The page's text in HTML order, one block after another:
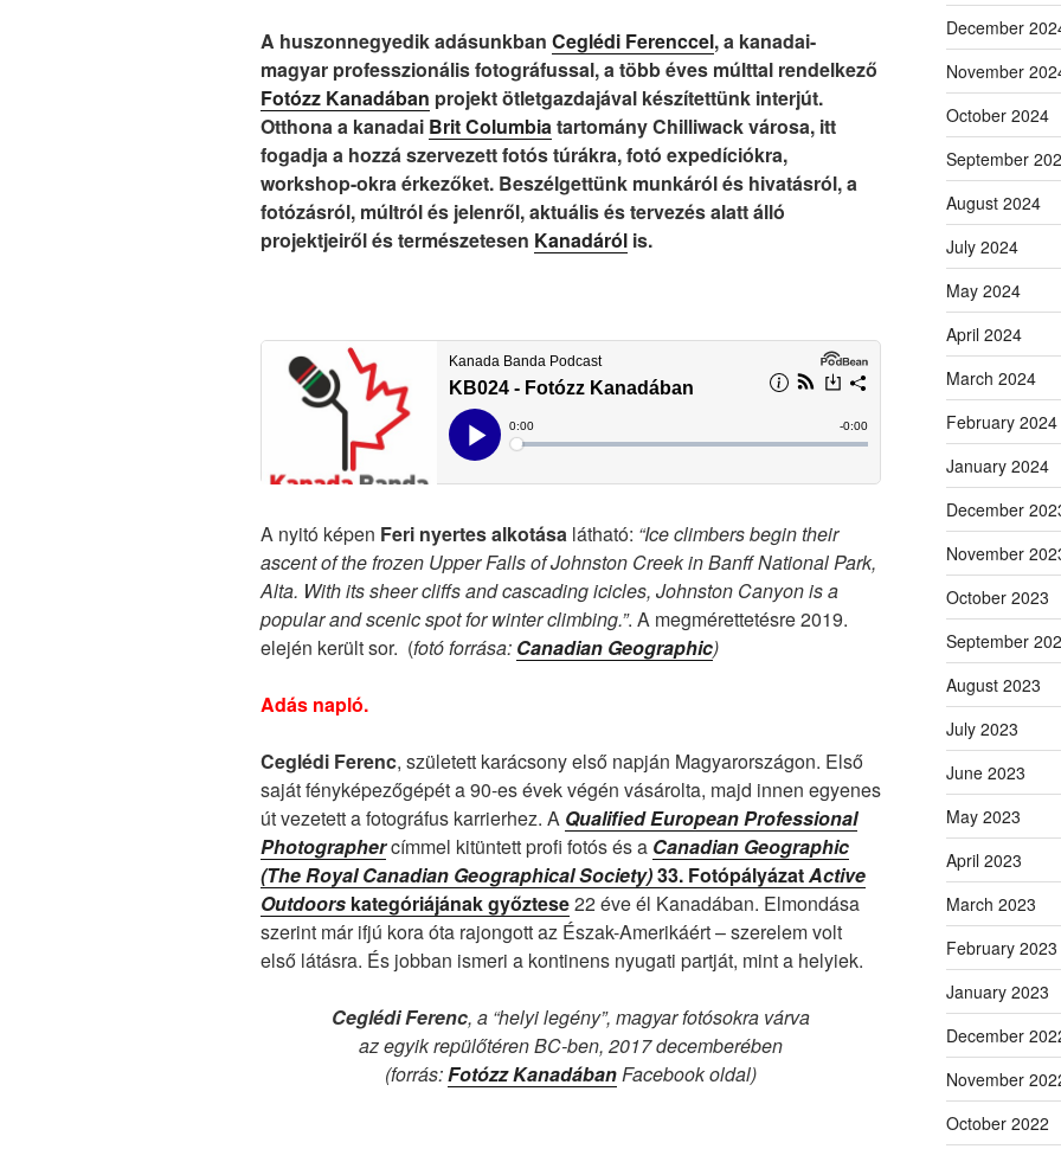
A huszonnegyedik adásunkban Ceglédi Ferenccel, a kanadai-
magyar professzionális fotográfussal, a több éves múlttal rendelkező
Fotózz Kanadában projekt ötletgazdajával készítettünk interjút.
Otthona a kanadai Brit Columbiatartomány Chilliwack városa, itt
fogadja a hozzá szervezett fotós túrákra, fotó expedíciókra,
workshop-okra érkezőket. Beszélgettünk munkáról és hivatásról, a
fotózásról, múltról és jelenről, aktuális és tervezés alatt álló
projektjeiről és természetesen Kanadáról is.
A nyitó képen Feri nyertes alkotása látható: “Ice climbers begin their
ascent of the frozen Upper Falls of Johnston Creek in Banff National Park,
Alta. With its sheer cliffs and cascading icicles, Johnston Canyon is a
popular and scenic spot for winter climbing.”. A megmérettetésre 2019.
elején került sor. (fotó forrása: Canadian Geographic)
Adás napló.
Ceglédi Ferenc, született karácsony első napján Magyarországon. Első
saját fényképezőgépét a 90-es évek végén vásárolta, majd innen egyenes
út vezetett a fotográfus karrierhez. A Qualified European Professional
Photographercímmel kitüntett profi fotós és a Canadian Geographic
(The Royal Canadian Geographical Society)33. FotópályázatActive
Outdoors kategóriájának győztese22 éve él Kanadában. Elmondása
szerint már ifjú kora óta rajongott az Észak-Amerikáért – szerelem volt
első látásra. És jobban ismeri a kontinens nyugati partját, mint a helyiek.
Ceglédi Ferenc, a “helyi legény”, magyar fotósokra várva
az egyik repülőtéren BC-ben, 2017 decemberében
(forrás:Fotózz KanadábanFacebook oldal)
December
November
October 2024
September
August 2024
July 2024
May 2024
April 2024
March 2024
February 2024
January 2024
December
November
October 2023
September
August 2023
July 2023
June 2023
May 2023
April 2023
March 2023
February 2023
January 2023
December
November
October 2022